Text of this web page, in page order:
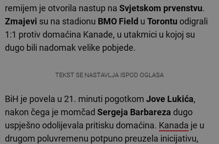
remijem je otvorila nastup na Svjetskom prvenstvu.
Zmajevi su na stadionu BMO Field u Torontu odigrali
1:1 protiv domaćina Kanade, u utakmici u kojoj su
dugo bili nadomak velike pobjede.
TEKST SE NASTAVLJA ISPOD OGLASA
BiH je povela u 21. minuti pogotkom Jove Lukića,
nakon čega je momčad Sergeja Barbareza dugo
uspješno odolijevala pritisku domaćina. Kanada je u
drugom poluvremenu potpuno preuzela inicijativu,